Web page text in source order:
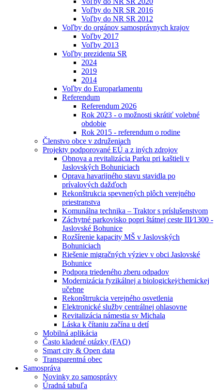
Voľby do NR SR 2016
Voľby do NR SR 2012
Voľby do orgánov samosprávnych krajov
Voľby 2017
Voľby 2013
Voľby prezidenta SR
2024
2019
2014
Voľby do Europarlamentu
Referendum
Referendum 2026
Rok 2023 - o možnosti skrátiť volebné
obdobie
Rok 2015 - referendum o rodine
Členstvo obce v združeniach
Projekty podporované EÚ a z iných zdrojov
Obnova a revitalizácia Parku pri kaštieli v
Jaslovských Bohuniciach
Oprava havarijného stavu stavidla po
prívalových dažďoch
Rekonštrukcia spevnených plôch verejného
priestranstva
Komunálna technika – Traktor s príslušenstvom
Záchytné parkovisko popri štátnej ceste III⁄1300 -
Jaslovské Bohunice
Rozšírenie kapacity MŠ v Jaslovských
Bohuniciach
Riešenie migračných výziev v obci Jaslovské
Bohunice
Podpora triedeného zberu odpadov
Modernizácia fyzikálnej a biologickej⁄chemickej
učebne
Rekonštrrukcia verejného osvetlenia
Elektronické služby centrálnej ohlasovne
Revitalizácia námestia sv Michala
Láska k čítaniu začína u detí
Mobilná aplikácia
Často kladené otázky (FAQ)
Smart city & Open data
Transparentná obec
Samospráva
Novinky zo samosprávy
Úradná tabuľa